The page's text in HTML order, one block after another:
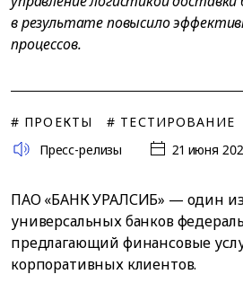
в результате повысило
процессов.
# ПРОЕКТЫ
# ТЕСТИРОВАНИЕ
Пресс-релизы
21 июня
ПАО «БАНК УРАЛСИБ» — один
универсальных банков
предлагающий финансовые
корпоративных клиентов.